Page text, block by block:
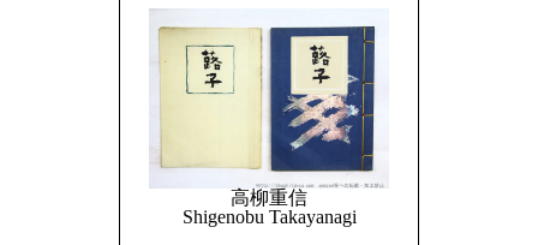
高柳重信
Shigenobu Takayanagi